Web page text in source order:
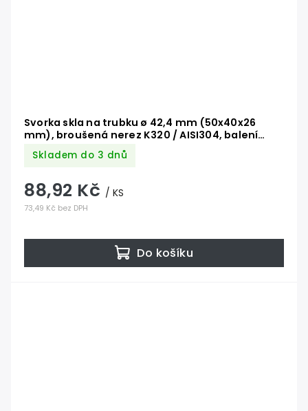
Svorka skla na trubku ø 42,4 mm (50x40x26
mm), broušená nerez K320 / AISI304, balení
neobsahuje gumičky na sklo
Skladem do 3 dnů
73,49 Kč bez DPH
88,92 Kč / KS
Do košíku